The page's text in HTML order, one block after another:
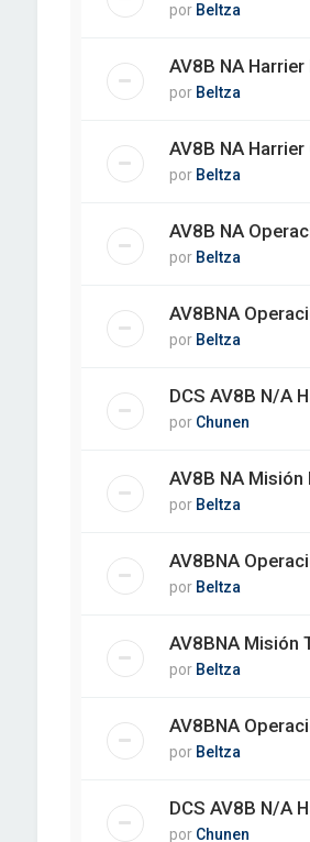
por Beltza
AV8B NA
por Beltza
AV8B NA
por Beltza
AV8B NA
por Beltza
AV8BNA
por Beltza
DCS AV8B N/A
por Chunen
AV8B NA Misión
por Beltza
AV8BNA
por Beltza
AV8BNA Misión
por Beltza
AV8BNA
por Beltza
DCS AV8B N/A
por Chunen